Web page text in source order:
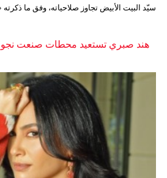
سيّد البيت الأبيض تجاوز صلاحياته، وفق ما ذكرته
هند صبري تستعيد محطات صنعت